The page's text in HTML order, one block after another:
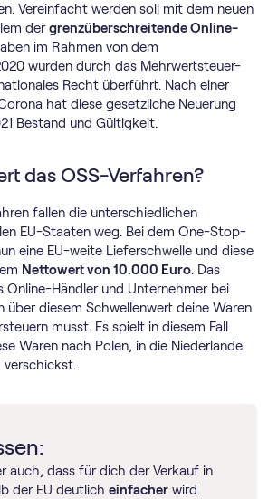
Vereinfacht werden soll mit dem neuen
dergrenzüberschreitende Online-
im Rahmen von dem
wurden durch das Mehrwertsteuer-
Recht überführt. Nach einer
hat diese gesetzliche Neuerung
Bestand und Gültigkeit.
das OSS-Verfahren?
fallen die unterschiedlichen
EU-Staaten weg. Bei dem One-Stop-
eine EU-weite Lieferschwelle und diese
Nettowert von 10.000 Euro. Das
Online-Händler und Unternehmer bei
über diesem Schwellenwert deine Waren
musst. Es spielt in diesem Fall
Waren nach Polen, in die Niederlande
verschickst.
auch, dass für dich der Verkauf in
der EU deutlich einfacher wird.